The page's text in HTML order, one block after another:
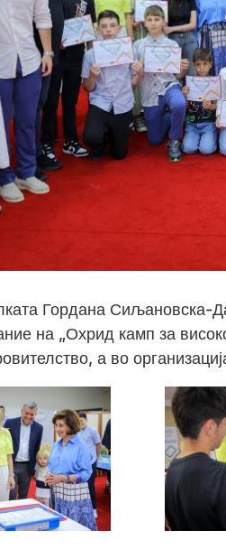
Гордана Сиљановска-
на „Охрид камп за
а во